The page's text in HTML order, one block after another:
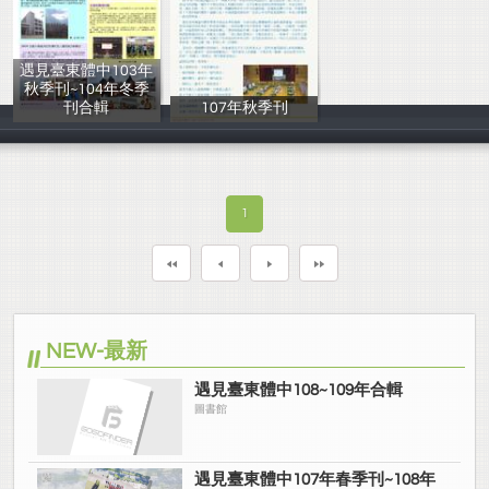
遇見臺東體中103年
秋季刊~104年冬季
刊合輯
圖書館
107年秋季刊
李柏宏
1
NEW-最新
遇見臺東體中108~109年合輯
圖書館
遇見臺東體中107年春季刊~108年